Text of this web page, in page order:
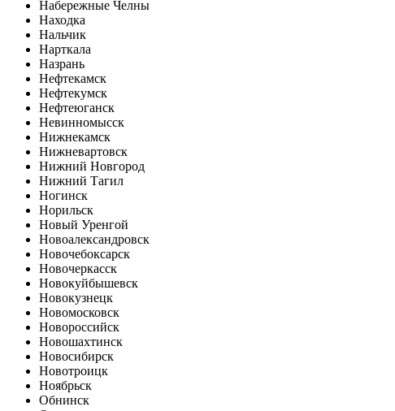
Набережные Челны
Находка
Нальчик
Нарткала
Назрань
Нефтекамск
Нефтекумск
Нефтеюганск
Невинномысск
Нижнекамск
Нижневартовск
Нижний Новгород
Нижний Тагил
Ногинск
Норильск
Новый Уренгой
Новоалександровск
Новочебоксарск
Новочеркасск
Новокуйбышевск
Новокузнецк
Новомосковск
Новороссийск
Новошахтинск
Новосибирск
Новотроицк
Ноябрьск
Обнинск